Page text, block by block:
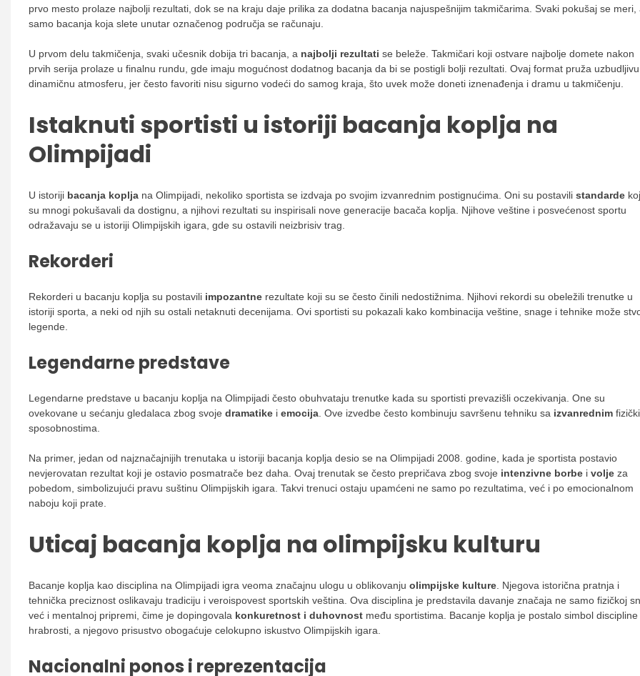
prvo mesto prolaze najbolji rezultati, dok se na kraju daje prilika za dodatna bacanja najuspešnijim takmičarima. Svaki pokušaj se meri,
samo bacanja koja slete unutar označenog područja se računaju.
U prvom delu takmičenja, svaki učesnik dobija tri bacanja, a najbolji rezultati se beleže. Takmičari koji ostvare najbolje domete nakon
prvih serija prolaze u finalnu rundu, gde imaju mogućnost dodatnog bacanja da bi se postigli bolji rezultati. Ovaj format pruža
dinamičnu atmosferu, jer često favoriti nisu sigurno vodeći do samog kraja, što uvek može doneti iznenađenja i dramu u takmičenju.
Istaknuti sportisti u istoriji bacanja koplja na
Olimpijadi
U istoriji bacanja koplja na Olimpijadi, nekoliko sportista se izdvaja po svojim izvanrednim postignućima. Oni su postavili standarde
su mnogi pokušavali da dostignu, a njihovi rezultati su inspirisali nove generacije bacača koplja. Njihove veštine i posvećenost sportu
odražavaju se u istoriji Olimpijskih igara, gde su ostavili neizbrisiv trag.
Rekorderi
Rekorderi u bacanju koplja su postavili impozantne rezultate koji su se često činili nedostižnima. Njihovi rekordi su obeležili trenutke u
istoriji sporta, a neki od njih su ostali netaknuti decenijama. Ovi sportisti su pokazali kako kombinacija veštine, snage i tehnike može
legende.
Legendarne predstave
Legendarne predstave u bacanju koplja na Olimpijadi često obuhvataju trenutke kada su sportisti prevazišli oczekivanja. One su
ovekovane u sećanju gledalaca zbog svoje dramatike i emocija . Ove izvedbe često kombinuju savršenu tehniku sa izvanrednim
sposobnostima.
Na primer, jedan od najznačajnijih trenutaka u istoriji bacanja koplja desio se na Olimpijadi 2008. godine, kada je sportista postavio
nevjerovatan rezultat koji je ostavio posmatrače bez daha. Ovaj trenutak se često prepričava zbog svoje intenzivne borbe i volje za
pobedom, simbolizujući pravu suštinu Olimpijskih igara. Takvi trenuci ostaju upamćeni ne samo po rezultatima, već i po emocionalnom
naboju koji prate.
Uticaj bacanja koplja na olimpijsku kulturu
Bacanje koplja kao disciplina na Olimpijadi igra veoma značajnu ulogu u oblikovanju olimpijske kulture . Njegova istorična pratnja i
tehnička preciznost oslikavaju tradiciju i veroispovest sportskih veština. Ova disciplina je predstavila davanje značaja ne samo fizičkoj
već i mentalnoj pripremi, čime je dopingovala konkuretnost i duhovnost među sportistima. Bacanje koplja je postalo simbol discipline
hrabrosti, a njegovo prisustvo obogaćuje celokupno iskustvo Olimpijskih igara.
Nacionalni ponos i reprezentacija